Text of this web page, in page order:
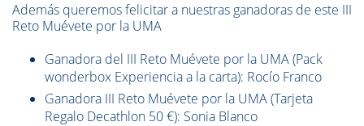
Además queremos felicitar a nuestras ganadoras de este III
Reto Muévete por la UMA
Ganadora del III Reto Muévete por la UMA (Pack
wonderbox Experiencia a la carta): Rocío Franco
Ganadora III Reto Muévete por la UMA (Tarjeta
Regalo Decathlon 50 €): Sonia Blanco